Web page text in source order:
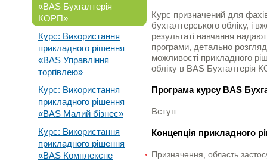
«BAS Бухгалтерія
КОРП»
Курс: Використання
прикладного рішення
«BAS Управління
торгівлею»
Курс: Використання
прикладного рішення
«BAS Малий бізнес»
Курс: Використання
прикладного рішення
«BAS Комплексне
Курс призначений для
бухгалтерського обліку, і
результаті навчання
програми, детально
можливості прикладного
обліку в BAS Бухгалтерія
Програма курсу BAS
Вступ
Концепція прикладного
Призначення, область